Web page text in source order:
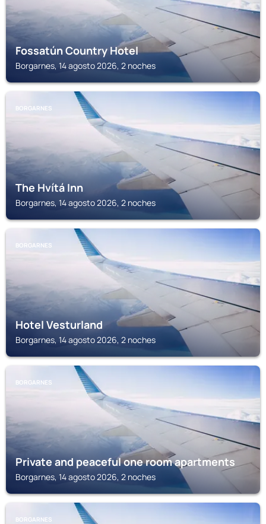
Fossatún Country Hotel
Borgarnes, 14 agosto 2026, 2 noches
BORGARNES
The Hvítá Inn
Borgarnes, 14 agosto 2026, 2 noches
BORGARNES
Hotel Vesturland
Borgarnes, 14 agosto 2026, 2 noches
BORGARNES
Private and peaceful one room apartments
Borgarnes, 14 agosto 2026, 2 noches
BORGARNES